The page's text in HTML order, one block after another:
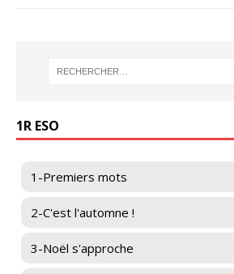
1R ESO
1-Premiers mots
2-C'est l'automne !
3-Noël s'approche